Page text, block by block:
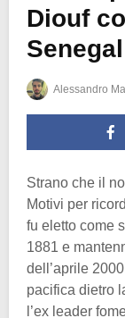
Diouf
Senegal
Alessandro
Strano che il
Motivi per
fu eletto come
1881 e
dell’aprile
pacifica dietro
l’ex leader